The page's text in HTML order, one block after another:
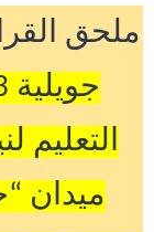
ملحق
جويلية 2023
التعليم
ميدان